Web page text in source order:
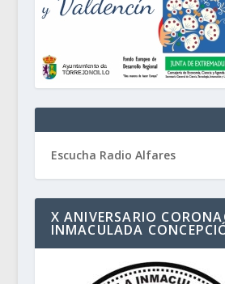
Escucha Radio Alfares
X ANIVERSARIO
INMACULADA